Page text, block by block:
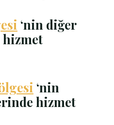
‘nin diğer
‘nin
hizmet